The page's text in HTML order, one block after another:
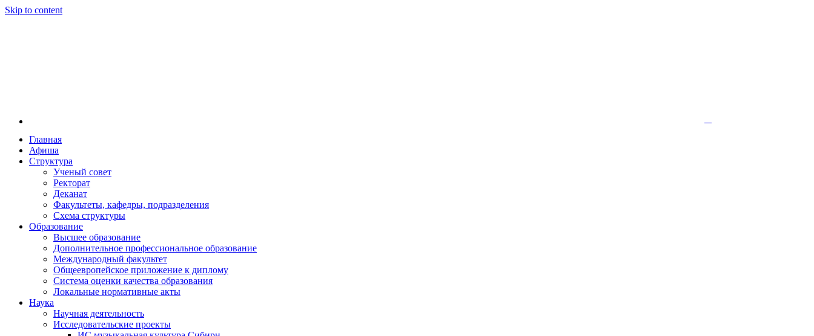
Skip to content
Новосибирская государственная консерватория имени М. И. Глинки
Новосибирская государственная консерватория имени М. И. Глинки — высшее музыкальное учебное заведение в Новосибирске. Основанная в 1956
году распоряжением совмина РСФСР и указом министерства культуры РСФСР, консерватория стала первым музыкальным высшим учебным
заведением в Сибири[2] и до сих пор остаётся единственным за пределами европейской части России[3]. С 1957 года она носит имя Михаила Ивановича
Глинки.
Главная
Афиша
Структура
Ученый совет
Ректорат
Деканат
Факультеты, кафедры, подразделения
Схема структуры
Образование
Высшее образование
Дополнительное профессиональное образование
Международный факультет
Общеевропейское приложение к диплому
Система оценки качества образования
Локальные нормативные акты
Наука
Научная деятельность
Исследовательские проекты